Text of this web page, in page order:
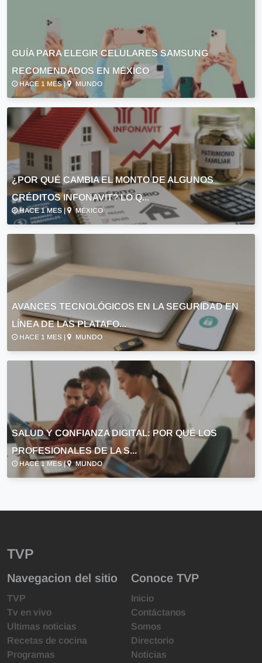
GUÍA PARA ELEGIR CELULARES SAMSUNG
RECOMENDADOS EN MÉXICO
HACE 1 MES | MUNDO
¿POR QUÉ CAMBIA EL MONTO DE ALGUNOS
CRÉDITOS INFONAVIT? LO Q...
HACE 1 MES | MÉXICO
AVANCES TECNOLÓGICOS EN LA SEGURIDAD EN
LÍNEA DE LAS PLATAFO...
HACE 1 MES | MUNDO
SALUD Y CONFIANZA DIGITAL: POR QUÉ LOS
PROFESIONALES DE LA S...
HACE 1 MES | MUNDO
TVP
Navegacion del sitio
TVP
Tv en vivo
Ultimas noticias
Recetas de cocina
Programas
Conoce TVP
Inicio
Contáctanos
Somos
Directorio
Noticias